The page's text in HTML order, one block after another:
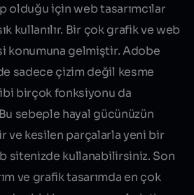
olduğu için web tasarımcılar
kullanılır. Bir çok grafik ve web
konumuna gelmiştir. Adobe
sadece çizim değil kesme
birçok fonksiyonu da
sebeple hayal gücünüzün
ve kesilen parçalarla yeni bir
sitenizde kullanabilirsiniz. Son
ve grafik tasarımda en çok